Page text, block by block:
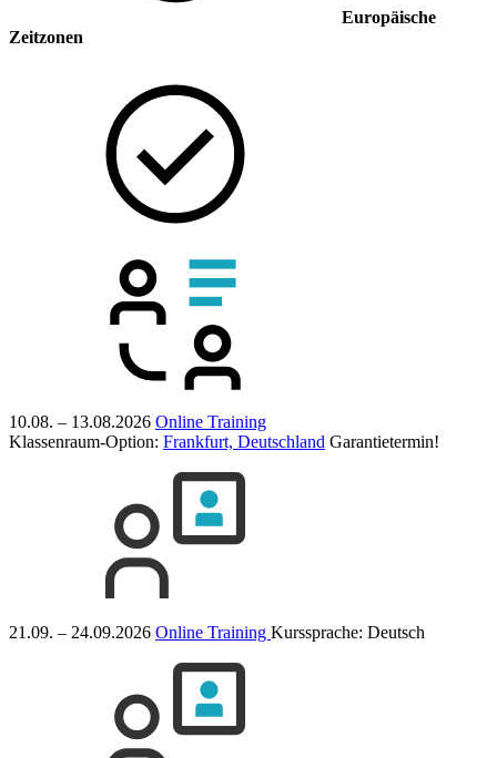
Europäische
Zeitzonen
10.08. – 13.08.2026 Online Training
Klassenraum-Option: Frankfurt, Deutschland Garantietermin!
21.09. – 24.09.2026 Online Training Kurssprache: Deutsch